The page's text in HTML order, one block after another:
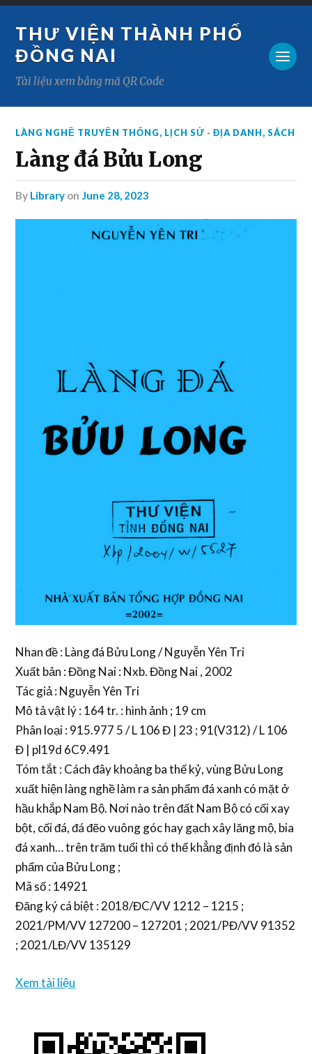
THƯ VIỆN THÀNH PHỐ
ĐỒNG NAI
Tài liệu xem bằng mã QR Code
LÀNG NGHỀ TRUYỀN THỐNG, LỊCH SỬ - ĐỊA DANH,SÁCH
Làng đá Bửu Long
by Library on June 28, 2023
Nhan đề : Làng đá Bửu Long / Nguyễn Yên Tri
Xuất bản : Đồng Nai : Nxb. Đồng Nai , 2002
Tác giả : Nguyễn Yên Tri
Mô tả vật lý : 164 tr. : hình ảnh ; 19 cm
Phân loại : 915.977 5 / L 106 Đ | 23 ; 91(V312) / L 106
Đ | pl19d 6C9.491
Tóm tắt : Cách đây khoảng ba thế kỷ, vùng Bửu Long
xuất hiện làng nghề làm ra sản phẩm đá xanh có mặt ở
hầu khắp Nam Bộ. Nơi nào trên đất Nam Bộ có cối xay
bột, cối đá, đá đẽo vuông góc hay gạch xây lăng mộ, bia
đá xanh… trên trăm tuổi thì có thể khẳng định đó là sản
phẩm của Bửu Long ;
Mã số : 14921
Đăng ký cá biệt : 2018/ĐC/VV 1212 – 1215 ;
2021/PM/VV 127200 – 127201 ; 2021/PĐ/VV 91352
; 2021/LĐ/VV 135129
Xem tài liệu